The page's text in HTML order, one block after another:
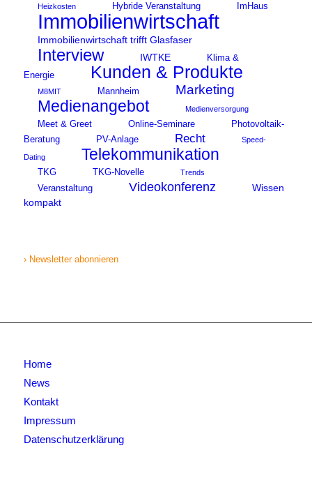
Heizkosten Hybride Veranstaltung ImHaus
Immobilienwirtschaft
Immobilienwirtschaft trifft Glasfaser
Interview IWTKE
Klima &
Energie
Kunden & Produkte
M8MIT Mannheim Marketing
Medienangebot Medienversorgung
Meet & Greet Online-Seminare
Photovoltaik-
Beratung
PV-Anlage Recht Speed-
Dating Telekommunikation
TKG TKG-Novelle Trends
Veranstaltung Videokonferenz
Wissen
kompakt
› Newsletter abonnieren
Home
News
Kontakt
Impressum
Datenschutzerklärung